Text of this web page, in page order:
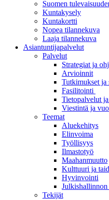
Suomen
Kuntakysely
Kuntakortti
Nopea tilannekuva
Laaja tilannekuva
Asiantuntijapalvelut
Palvelut
Strategiat ja
Arvioinnit
Tutkimukset ja
Fasilitointi
Tietopalvelut
Viestintä ja
Teemat
Aluekehitys
Elinvoima
Työllisyys
Ilmastotyö
Maahanmuutto
Kulttuuri ja
Hyvinvointi
Julkishallinnon
Tekijät